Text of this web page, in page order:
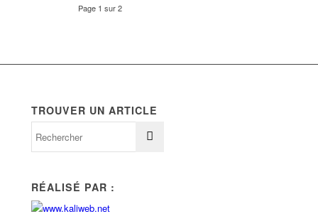
Page 1 sur 2
TROUVER UN ARTICLE
RÉALISÉ PAR :